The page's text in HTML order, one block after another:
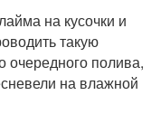
на кусочки и
такую
очередного полива,
на влажной